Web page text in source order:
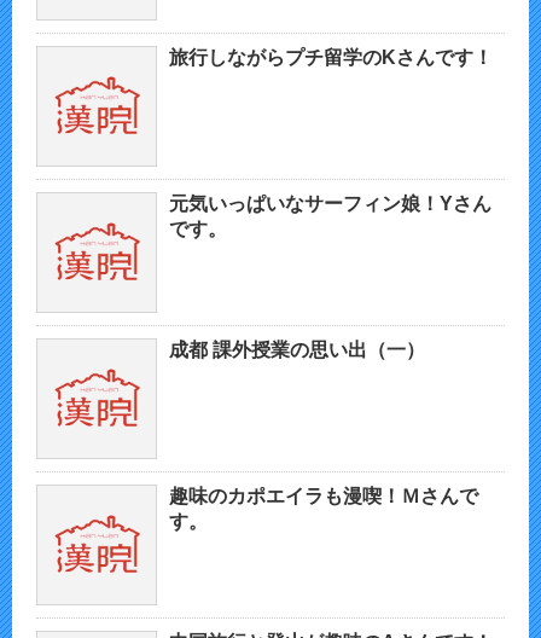
旅行しながらプチ留学のKさんです！
元気いっぱいなサーフィン娘！Yさん
です。
成都 課外授業の思い出（一）
趣味のカポエイラも漫喫！Ｍさんで
す。